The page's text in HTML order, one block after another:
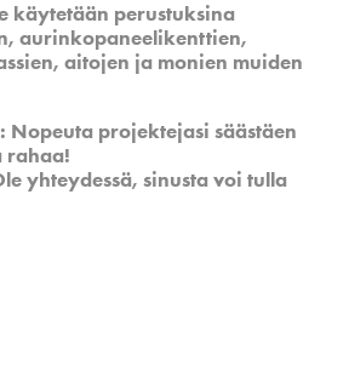
käytetään perustuksina
aurinkopaneelikenttien,
aitojen ja monien muiden
Nopeuta projektejasi säästäen
rahaa!
yhteydessä, sinusta voi tulla